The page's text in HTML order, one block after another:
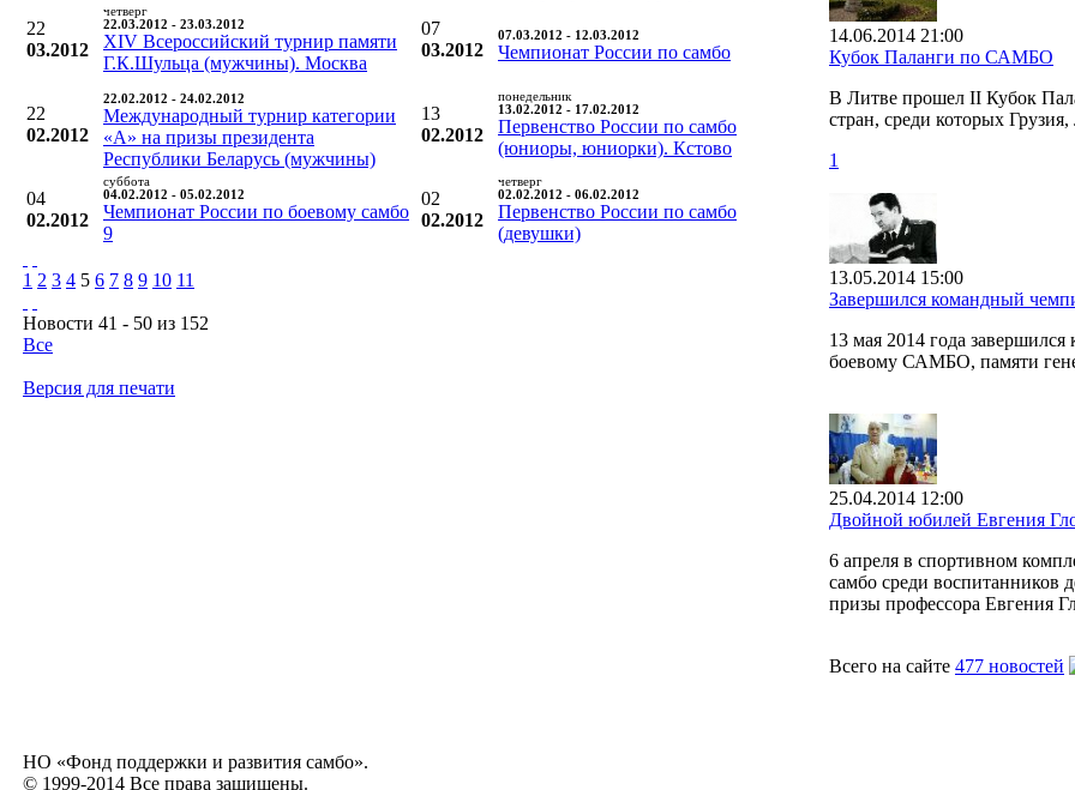
22
03.2012
четверг
22.03.2012 - 23.03.2012
XIV Всероссийский турнир памяти
Г.К.Шульца (мужчины). Москва
07
03.2012
07.03.2012 - 12.03.2012
Чемпионат России по самбо
22
02.2012
22.02.2012 - 24.02.2012
Международный турнир категории
«А» на призы президента
Республики Беларусь (мужчины)
13
02.2012
понедельник
13.02.2012 - 17.02.2012
Первенство России по самбо
(юниоры, юниорки). Кстово
04
02.2012
суббота
04.02.2012 - 05.02.2012
Чемпионат России по боевому самбо
9
02
02.2012
четверг
02.02.2012 - 06.02.2012
Первенство России по самбо
(девушки)
1 2 3 4 5 6 7 8 9 10 11
Новости 41 - 50 из 152
Все
Версия для печати
14.06.2014 21:00
Кубок Паланги по САМБО
В Литве прошел II Кубок
стран, среди которых
1
13.05.2014 15:00
Завершился командный
13 мая 2014 года
боевому САМБО, памяти
25.04.2014 12:00
Двойной юбилей Евгения
6 апреля в спортивном
самбо среди воспитанников
призы профессора Евгения
Всего на сайте 477 новостей
НО «Фонд поддержки и развития самбо».
© 1999-2014 Все права защищены.